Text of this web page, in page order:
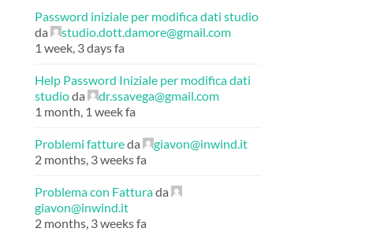
Password iniziale per modifica dati studio
da
studio.dott.damore@gmail.com
1 week, 3 days fa
Help Password Iniziale per modifica dati
studioda
dr.ssavega@gmail.com
1 month, 1 week fa
Problemi fattureda
giavon@inwind.it
2 months, 3 weeks fa
Problema con Fatturada
giavon@inwind.it
2 months, 3 weeks fa